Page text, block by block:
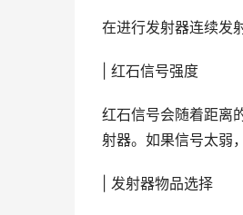
在进行发射器连续发
| 红石信号强度
红石信号会随着距离
射器。如果信号太弱
| 发射器物品选择